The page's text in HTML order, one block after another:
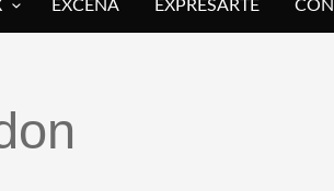
EXCENA EXPRESARTE